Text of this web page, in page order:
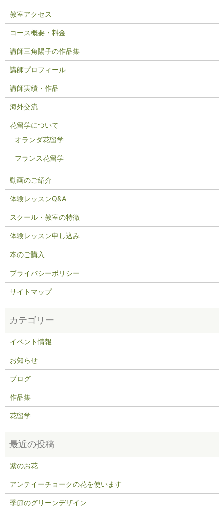
教室アクセス
コース概要・料金
講師三角陽子の作品集
講師プロフィール
講師実績・作品
海外交流
花留学について
オランダ花留学
フランス花留学
動画のご紹介
体験レッスンQ&A
スクール・教室の特徴
体験レッスン申し込み
本のご購入
プライバシーポリシー
サイトマップ
イベント情報
お知らせ
ブログ
作品集
花留学
紫のお花
アンテイーチョークの花を使います
季節のグリーンデザイン